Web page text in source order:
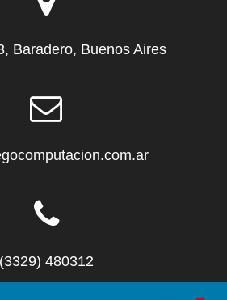
Baradero, Buenos Aires
(3329) 480312